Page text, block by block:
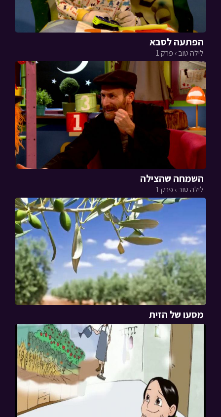
הפתעה לסבא
לילה טוב › פרק 1
השמחה שהצילה
לילה טוב › פרק 1
מסעו של הזית